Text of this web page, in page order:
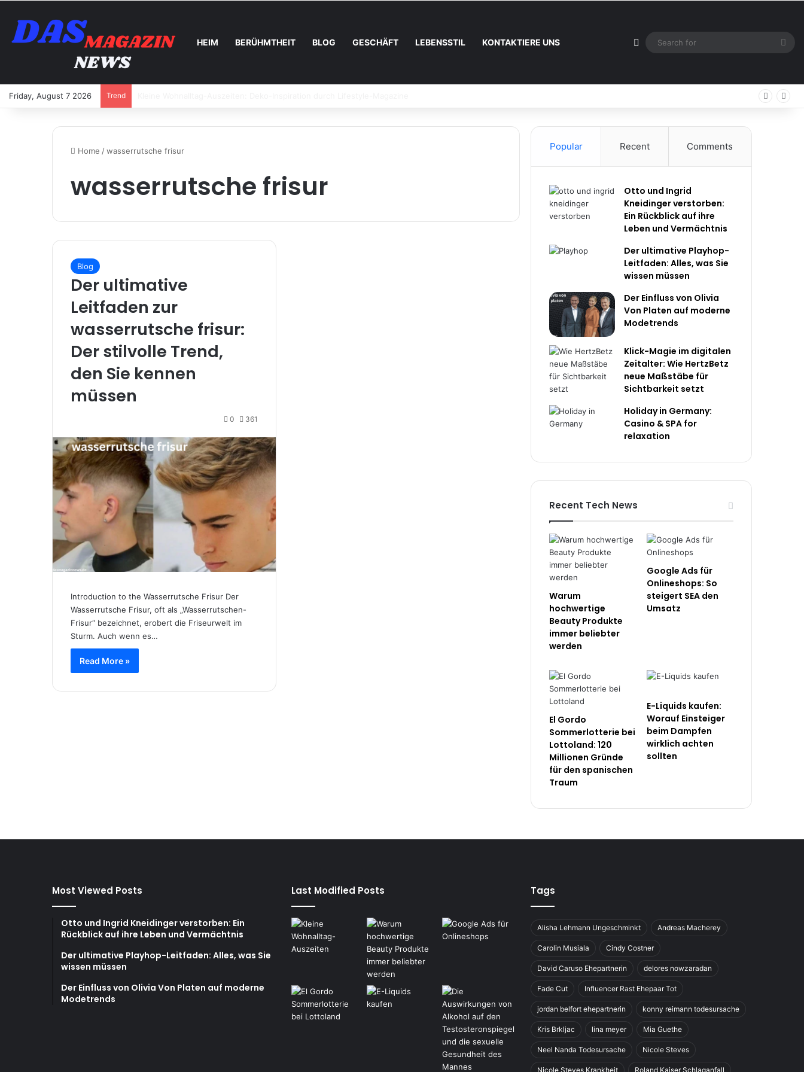
HEIM BERÜHMTHEIT BLOG GESCHÄFT LEBENSSTIL KONTAKTIERE UNS Sidebar
Friday, August 7 2026 Trend
Home /wasserrutsche frisur
wasserrutsche frisur
Blog
Der ultimative
Leitfaden zur
wasserrutsche frisur:
Der stilvolle Trend,
den Sie kennen
müssen
0 361
Introduction to the Wasserrutsche Frisur Der
Wasserrutsche Frisur, oft als „Wasserrutschen-
Frisur“ bezeichnet, erobert die Friseurwelt im
Sturm. Auch wenn es…
Read More »
Popular Recent Comments
Otto und Ingrid
Kneidinger verstorben:
Ein Rückblick auf ihre
Leben und Vermächtnis
Der ultimative Playhop-
Leitfaden: Alles, was Sie
wissen müssen
Der Einfluss von Olivia
Von Platen auf moderne
Modetrends
Klick-Magie im digitalen
Zeitalter: Wie HertzBetz
neue Maßstäbe für
Sichtbarkeit setzt
Holiday in Germany:
Casino & SPA for
relaxation
Recent Tech News
Warum
hochwertige
Beauty Produkte
immer beliebter
werden
Google Ads für
Onlineshops: So
steigert SEA den
Umsatz
El Gordo
Sommerlotterie bei
Lottoland: 120
Millionen Gründe
für den spanischen
Traum
E-Liquids kaufen:
Worauf Einsteiger
beim Dampfen
wirklich achten
sollten
Most Viewed Posts
Otto und Ingrid Kneidinger verstorben: Ein
Rückblick auf ihre Leben und Vermächtnis
Der ultimative Playhop-Leitfaden: Alles, was Sie
wissen müssen
Der Einfluss von Olivia Von Platen auf moderne
Modetrends
Last Modified Posts Tags
Alisha Lehmann Ungeschminkt Andreas Macherey
Carolin Musiala Cindy Costner
David Caruso Ehepartnerin delores nowzaradan
Fade Cut Influencer Rast Ehepaar Tot
jordan belfort ehepartnerin konny reimann todesursache
Kris Brkljac lina meyer Mia Guethe
Neel Nanda Todesursache Nicole Steves
Nicole Steves Krankheit Roland Kaiser Schlaganfall